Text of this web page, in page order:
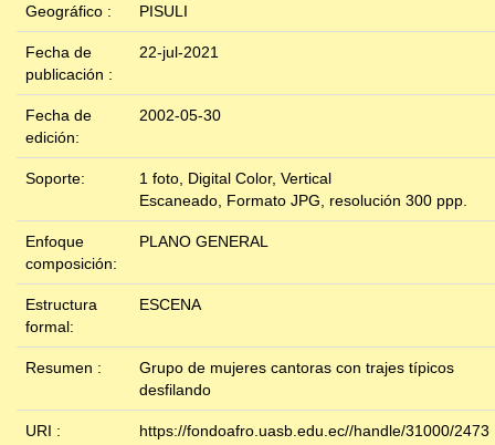
Geográfico :
PISULI
Fecha de
publicación :
22-jul-2021
Fecha de
edición:
2002-05-30
Soporte:
1 foto, Digital Color, Vertical
Escaneado, Formato JPG, resolución 300 ppp.
Enfoque
composición:
PLANO GENERAL
Estructura
formal:
ESCENA
Resumen :
Grupo de mujeres cantoras con trajes típicos
desfilando
URI : https://fondoafro.uasb.edu.ec//handle/31000/2473